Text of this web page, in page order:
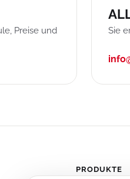
Preise und
Sie
PRODUKTE